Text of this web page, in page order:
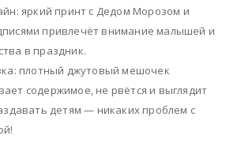
яркий принт с Дедом Морозом и
привлечёт внимание малышей и
в праздник.
плотный джутовый мешочек
содержимое, не рвётся и выглядит
детям — никаких проблем с